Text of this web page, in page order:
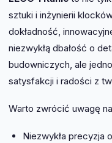
sztuki i inżynierii
dokładność,
niezwykłą dbałość o
budowniczych, ale
satysfakcji i radości z
Warto zwrócić uwagę
Niezwykła precyzja